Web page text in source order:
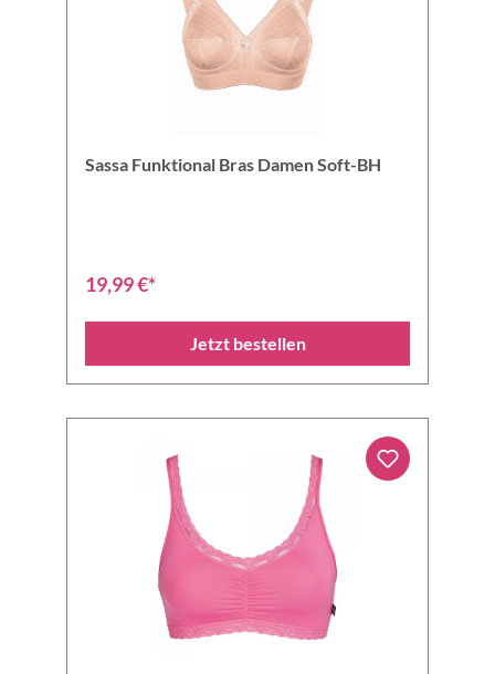
Sassa Funktional Bras Damen Soft-BH
19,99 €*
Jetzt bestellen